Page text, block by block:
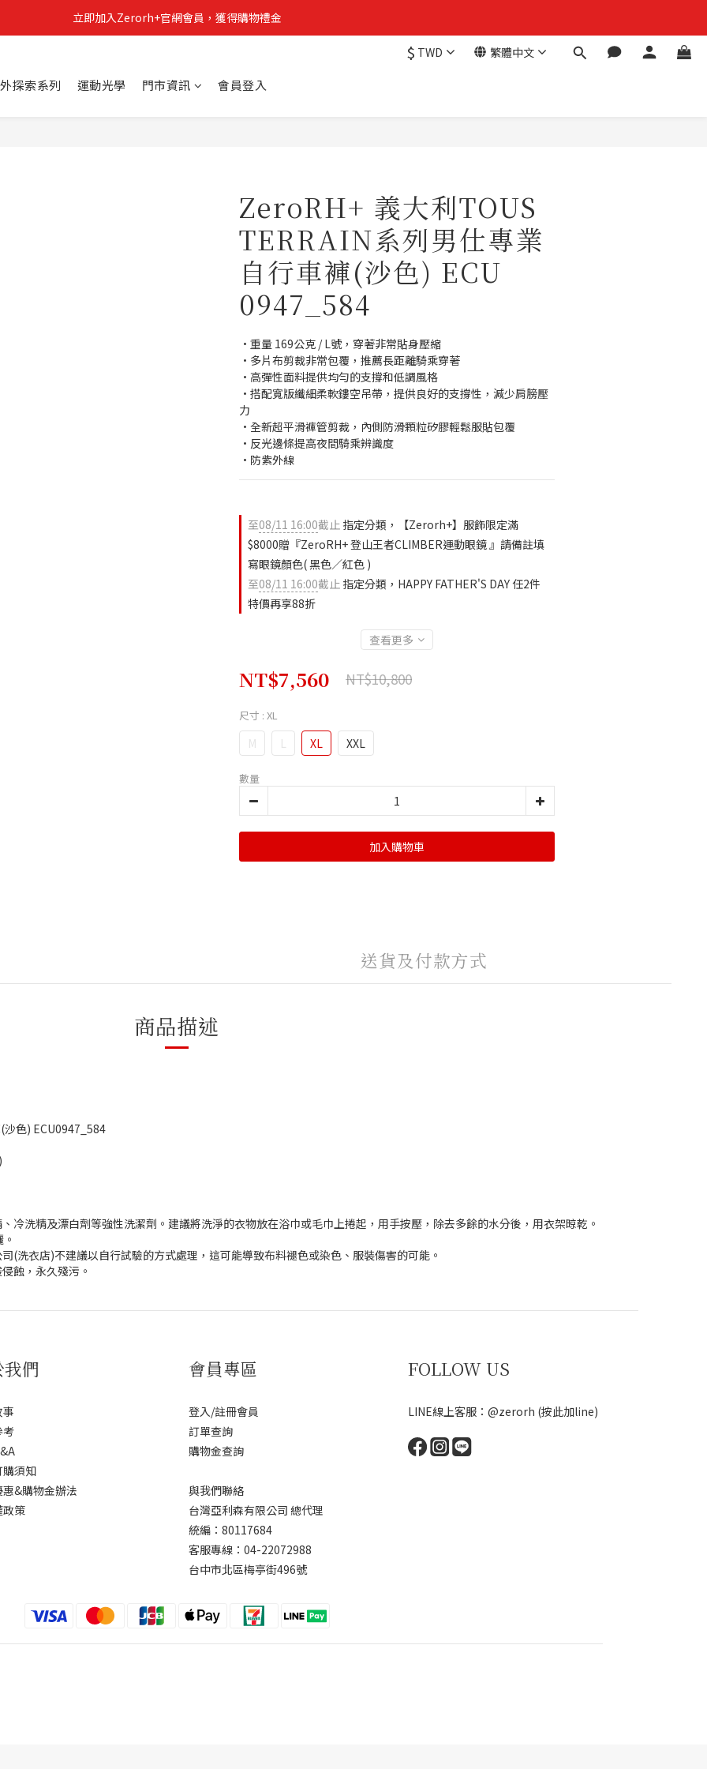
立即加入Zerorh+官網會員，獲得購物禮金
立即加入Zerorh+官網會員，獲得購物禮金
立即加入Zerorh+官網會員，獲得購物禮金
$ TWD 繁體中文
探索系列 運動光學 門市資訊 會員登入
ZeroRH+ 義大利TOUS
TERRAIN系列男仕專業
自行車褲(沙色) ECU
0947_584
•重量 169公克 / L號，穿著非常貼身壓縮
•多片布剪裁非常包覆，推薦長距離騎乘穿著
•高彈性面料提供均勻的支撐和低調風格
•搭配寬版纖細柔軟鏤空吊帶，提供良好的支撐性，減少肩膀壓
力
•全新超平滑褲管剪裁，內側防滑顆粒矽膠輕鬆服貼包覆
•反光邊條提高夜間騎乘辨識度
•防紫外線
至08/11 16:00截止 指定分類，【Zerorh+】服飾限定滿
$8000贈『ZeroRH+ 登山王者CLIMBER運動眼鏡 』請備註填
寫眼鏡顏色( 黑色／紅色 )
至08/11 16:00截止 指定分類，HAPPY FATHER'S DAY 任2件
特價再享88折
查看更多
NT$7,560 NT$10,800
尺寸 : XL
M L XL XXL
數量
加入購物車
送貨及付款方式
商品描述
色) ECU0947_584
洗精及漂白劑等強性洗潔劑。建議將洗淨的衣物放在浴巾或毛巾上捲起，用手按壓，除去多餘的水分後，用衣架晾乾。
洗衣店)不建議以自行試驗的方式處理，這可能導致布料褪色或染色、服裝傷害的可能。
蝕，永久殘污。
們
考
須知
&購物金辦法
策
會員專區
登入/註冊會員
訂單查詢
購物金查詢
與我們聯絡
台灣亞利森有限公司 總代理
統編：80117684
客服專線：04-22072988
台中市北區梅亭街496號
FOLLOW US
LINE線上客服：@zerorh (按此加line)